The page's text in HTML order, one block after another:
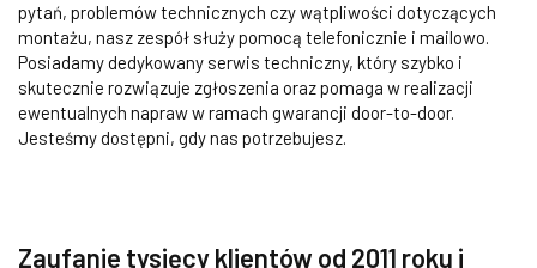
pytań, problemów technicznych czy wątpliwości dotyczących
montażu, nasz zespół służy pomocą telefonicznie i mailowo.
Posiadamy dedykowany serwis techniczny, który szybko i
skutecznie rozwiązuje zgłoszenia oraz pomaga w realizacji
ewentualnych napraw w ramach gwarancji door-to-door.
Jesteśmy dostępni, gdy nas potrzebujesz.
Zaufanie tysięcy klientów od 2011 roku i